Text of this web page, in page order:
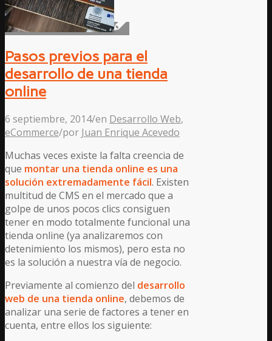
Pasos previos para el
desarrollo de una tienda
online
6 septiembre, 2014/en Desarrollo Web,
eCommerce/por Juan Enrique Acevedo
Muchas veces existe la falta creencia de
que montar una tienda online es una
solución extremadamente fácil. Existen
multitud de CMS en el mercado que a
golpe de unos pocos clics consiguen
tener en modo totalmente funcional una
tienda online (ya analizaremos con
detenimiento los mismos), pero esta no
es la solución a nuestra vía de negocio.
Previamente al comienzo del desarrollo
web de una tienda online, debemos de
analizar una serie de factores a tener en
cuenta, entre ellos los siguiente: